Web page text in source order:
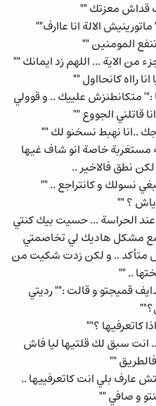
قداش معزتك ""
الالة انا عاارف""
تنفع المومنين ""
من الاية ... اللهم زد ايمانك ""
رااه كانحااول ""
متكانطنزش علييك .. و قوولي
قاتلني الجووع ""
..انا نهبط نسخنو لك ""
خاصة انو شاف غيها
نطق فالاخير ..
نسولك و كانتراجع .. ""
؟ ""
الحراسة ... حسيت بيك كنتي
مشكل هاديك لي تخاصمتي
متأكد .. و لكن زدت شكيت من
.. ""
قميجتو و قالت :"" رديتي
كاتعرفيها ؟""
.. انت سبق لك قلتيها ليا فاش
فالطريق ""
عارف بلي انت كاتعرفييها ..
و صافي ""